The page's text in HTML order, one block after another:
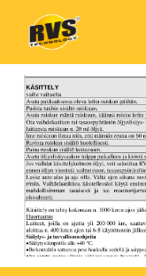
Hyppää
sisältöön